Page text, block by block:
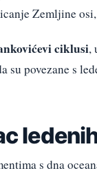
Zemljine
ciklusi,
su povezane s
s dna